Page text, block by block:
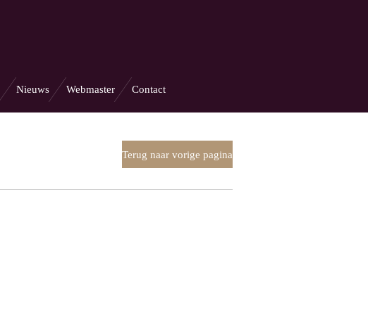
Nieuws Webmaster Contact
Terug naar vorige pagina